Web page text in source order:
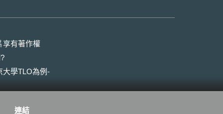
之10
人法
を
し輸
國政
織強
出將幫助專業的雲端服務業者在契約
訂定時應該注意的內容，其中主要相
與真實性 2.從雲端服務提供業者中可
享有著作權
大學TLO為例-
連結